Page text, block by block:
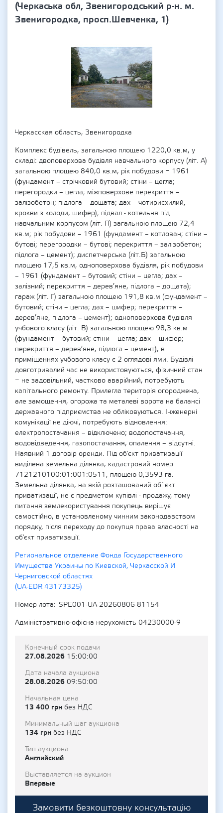
(Черкаська обл, Звенигородський р-н. м.
Звенигородка, просп.Шевченка, 1)
Черкасская область, Звенигородка
Комплекс будівель, загальною площею 1220,0 кв.м, у
складі: двоповерхова будівля навчального корпусу (літ. А)
загальною площею 840,0 кв.м, рік побудови − 1961
(фундамент – стрічковий бутовий; стіни – цегла;
перегородки – цегла; міжповерхове перекриття –
залізобетон; підлога – дощата; дах – чотирисхилий,
крокви з колоди, шифер); підвал - котельня під
навчальним корпусом (літ. П) загальною площею 72,4
кв.м; рік побудови – 1961 (фундамент – котлован; стіни –
бутові; перегородки – бутові; перекриття – залізобетон;
підлога – цемент); диспетчерська (літ.Б) загальною
площею 17,5 кв.м, одноповерхова будівля, рік побудови
– 1961 (фундамент – бутовий; стіни – цегла; дах –
залізний; перекриття – дерев’яне, підлога – дощата);
гараж (літ. Г) загальною площею 191,8 кв.м (фундамент –
бутовий; стіни – цегла; дах – шифер; перекриття –
дерев’яне, підлога – цемент); одноповерхова будівля
учбового класу (літ. В) загальною площею 98,3 кв.м
(фундамент – бутовий; стіни – цегла; дах – шифер;
перекриття – дерев’яне, підлога – цемент), в
приміщеннях учбового класу є 2 оглядові ями. Будівлі
довготривалий час не використовуються, фізичний стан
− не задовільний, частково аварійний, потребують
капітального ремонту. Прилегла територія огороджена,
але замощення, огорожа та металеві ворота на балансі
державного підприємства не обліковуються. Інженерні
комунікації не діючі, потребують відновлення:
електропостачання – відключено; водопостачання,
водовідведення, газопостачання, опалення – відсутні.
Наявний 1 договір оренди. Під об'єкт приватизації
виділена земельна ділянка, кадастровий номер
7121210100:01:001:0511, площею 0,3593 га.
Земельна ділянка, на якій розташований об`єкт
приватизації, не є предметом купівлі - продажу, тому
питання землекористування покупець вирішує
самостійно, в установленому чинним законодавством
порядку, після переходу до покупця права власності на
об'єкт приватизації.
Региональное отделение Фонда Государственного
Имущества Украины по Киевской, Черкасской И
Черниговской областях
(UA-EDR 43173325)
Номер лота
SPE001-UA-20260806-81154
Адміністративно-офісна нерухомість 04230000-9
Конечный срок подачи
27.08.2026 15:00:00
Дата начала аукциона
28.08.2026 09:50:00
Начальная цена
13 400 грн без НДС
Минимальный шаг аукциона
134 грн без НДС
Тип аукциона
Английский
Выставляется на аукцион
Впервые
Замовити безкоштовну консультацію